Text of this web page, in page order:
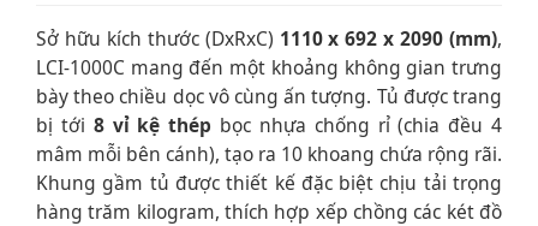
Sở hữu kích thước (DxRxC) 1110 x 692 x 2090 (mm),
LCI-1000C mang đến một khoảng không gian trưng
bày theo chiều dọc vô cùng ấn tượng. Tủ được trang
bị tới 8 vỉ kệ thép bọc nhựa chống rỉ (chia đều 4
mâm mỗi bên cánh), tạo ra 10 khoang chứa rộng rãi.
Khung gầm tủ được thiết kế đặc biệt chịu tải trọng
hàng trăm kilogram, thích hợp xếp chồng các két đồ